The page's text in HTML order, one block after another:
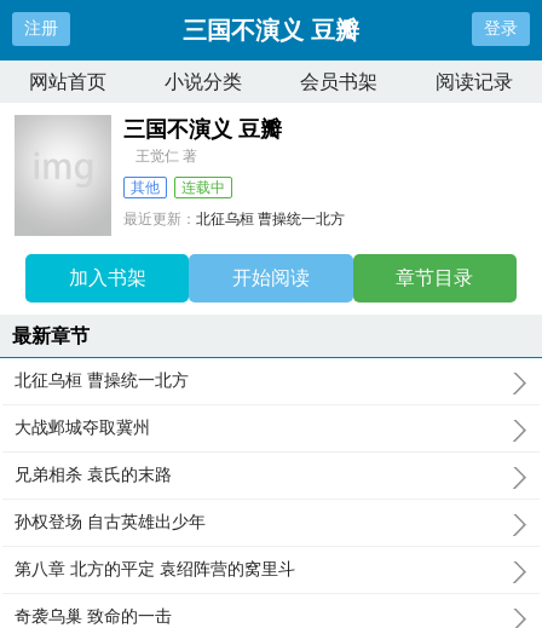
注册 三国不演义 豆瓣 登录
网站首页 小说分类 会员书架 阅读记录
三国不演义 豆瓣
王觉仁 著
其他
连载中
最近更新：北征乌桓 曹操统一北方
加入书架 开始阅读 章节目录
最新章节
北征乌桓 曹操统一北方
大战邺城夺取冀州
兄弟相杀 袁氏的末路
孙权登场 自古英雄出少年
第八章 北方的平定 袁绍阵营的窝里斗
奇袭乌巢 致命的一击